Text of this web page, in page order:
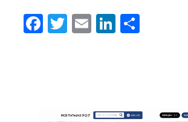
Facebook
Twitter
EmailLinkedIn